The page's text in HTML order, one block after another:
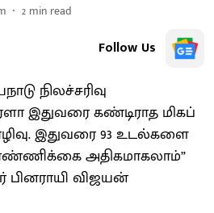
2 min read
Follow Us
நிலச்சரிவு
இதுவரை கண்டிராத மிகப்
இதுவரை 93 உடல்களை
அதிகமாகலாம்”
பினராயி விஜயன்